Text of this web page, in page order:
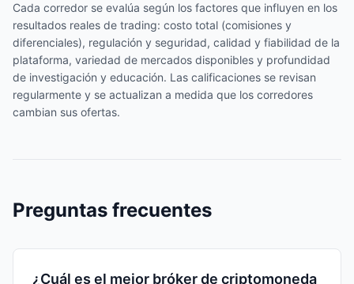
Cada corredor se evalúa según los factores que influyen en los
resultados reales de trading: costo total (comisiones y
diferenciales), regulación y seguridad, calidad y fiabilidad de la
plataforma, variedad de mercados disponibles y profundidad
de investigación y educación. Las calificaciones se revisan
regularmente y se actualizan a medida que los corredores
cambian sus ofertas.
Preguntas frecuentes
¿Cuál es el mejor bróker de criptomoneda